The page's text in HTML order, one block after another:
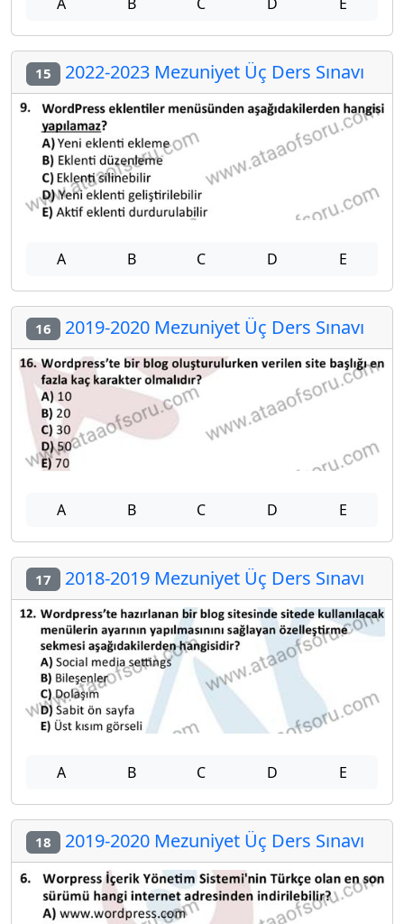
15 2022-2023 Mezuniyet Üç Ders Sınavı
A B C D E
16 2019-2020 Mezuniyet Üç Ders Sınavı
A B C D E
17 2018-2019 Mezuniyet Üç Ders Sınavı
A B C D E
18 2019-2020 Mezuniyet Üç Ders Sınavı